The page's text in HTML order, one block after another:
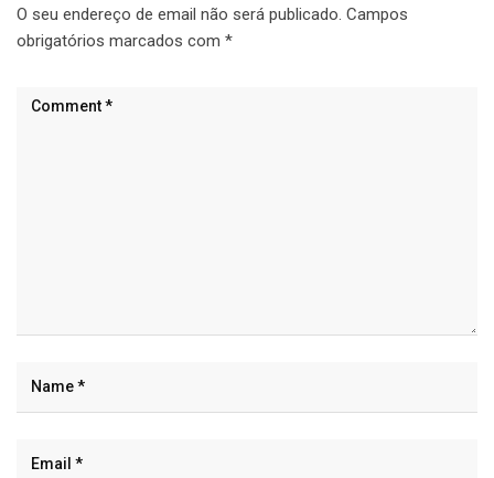
O seu endereço de email não será publicado. Campos
obrigatórios marcados com *